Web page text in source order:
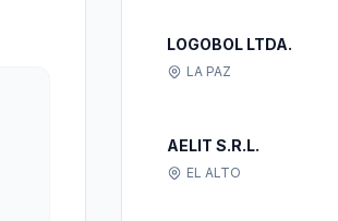
LOGOBOL LTDA.
LA PAZ
AELIT S.R.L.
EL ALTO